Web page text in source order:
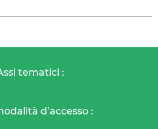
tematici :
d’accesso :